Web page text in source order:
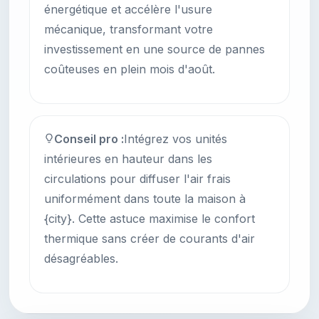
énergétique et accélère l'usure
mécanique, transformant votre
investissement en une source de pannes
coûteuses en plein mois d'août.
Conseil pro :Intégrez vos unités
intérieures en hauteur dans les
circulations pour diffuser l'air frais
uniformément dans toute la maison à
{city}. Cette astuce maximise le confort
thermique sans créer de courants d'air
désagréables.